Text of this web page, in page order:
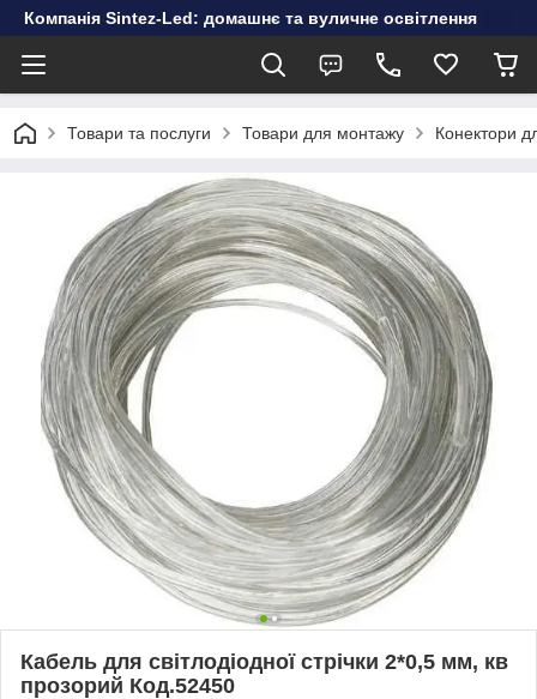
Компанія Sintez-Led: домашнє та вуличне освітлення
Товари та послуги Товари для монтажу Конектори
Кабель для світлодіодної стрічки 2*0,5 мм, кв
прозорий Код.52450